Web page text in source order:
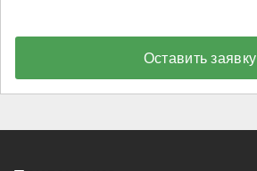
Оставить заявку